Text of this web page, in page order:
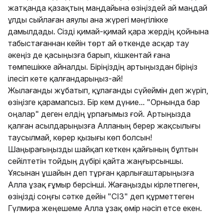
жатқанда қазақтың маңдайына өзіңіздей ай маңдай
ұлды сыйлаған аяулы ана жүрегі мәңгілікке
дамылдады. Сізді қимай-қимай қара жердің қойнына
табыстағаннан кейін төрт ай өткенде асқар тау
әкеңіз де қасыңызға барып, кішкентай ғана
төмпешікке айналды. Біріңіздің артыңыздан біріңіз
ілесіп кете қалғандарыңыз-ай!
Жылағанды жұбатып, құлағанды сүйеймін деп жүріп,
өзіңізге қарамапсыз. Бір кем дүние... "Орнында бар
оңалар" деген елдің ұрпағымыз ғой. Артыңызда
қалған асылдарыңызға Алланың берер жақсылығы
таусылмай, көрер қызығы көп болсын!
Шаңырағыңызды шайқап кеткен қайғының бұлтын
сейілтетін тойдың дүбірі қайта жаңғырсыншы.
Ұясынан ұшайын деп тұрған қарлығаштарыңызға
Алла ұзақ ғұмыр берсінші. Жағаңызды кірлетпеген,
өзіңізді соңғы сәтке дейін "СІЗ" деп құрметтеген
Гүлмира жеңешеме Алла ұзақ өмір нәсіп етсе екен.